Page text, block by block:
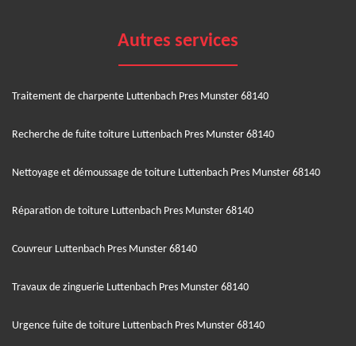
Autres services
Traitement de charpente Luttenbach Pres Munster 68140
Recherche de fuite toiture Luttenbach Pres Munster 68140
Nettoyage et démoussage de toiture Luttenbach Pres Munster 68140
Réparation de toiture Luttenbach Pres Munster 68140
Couvreur Luttenbach Pres Munster 68140
Travaux de zinguerie Luttenbach Pres Munster 68140
Urgence fuite de toiture Luttenbach Pres Munster 68140